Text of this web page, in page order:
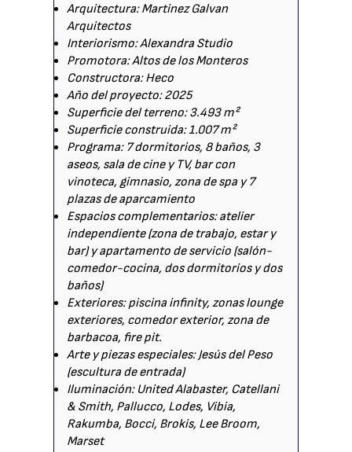
Arquitectura: Martinez Galvan
Arquitectos
Interiorismo: Alexandra Studio
Promotora: Altos de los Monteros
Constructora: Heco
Año del proyecto: 2025
Superficie del terreno: 3.493 m²
Superficie construida: 1.007 m²
Programa: 7 dormitorios, 8 baños, 3
aseos, sala de cine y TV, bar con
vinoteca, gimnasio, zona de spa y 7
plazas de aparcamiento
Espacios complementarios: atelier
independiente (zona de trabajo, estar y
bar) y apartamento de servicio (salón-
comedor-cocina, dos dormitorios y dos
baños)
Exteriores: piscina infinity, zonas lounge
exteriores, comedor exterior, zona de
barbacoa, fire pit.
Arte y piezas especiales: Jesús del Peso
(escultura de entrada)
Iluminación: United Alabaster, Catellani
& Smith, Pallucco, Lodes, Vibia,
Rakumba, Bocci, Brokis, Lee Broom,
Marset